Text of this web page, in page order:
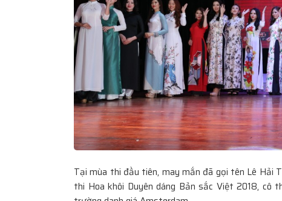
Tại mùa thi đầu tiên, may mắn đã gọi tên Lê Hải
thi Hoa khôi Duyên dáng Bản sắc Việt 2018, cô